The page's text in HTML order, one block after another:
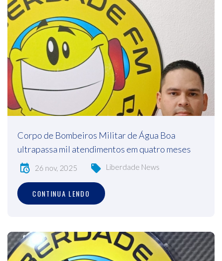
Corpo de Bombeiros Militar de Água Boa
ultrapassa mil atendimentos em quatro meses
26 nov, 2025 Liberdade News
CONTINUA LENDO